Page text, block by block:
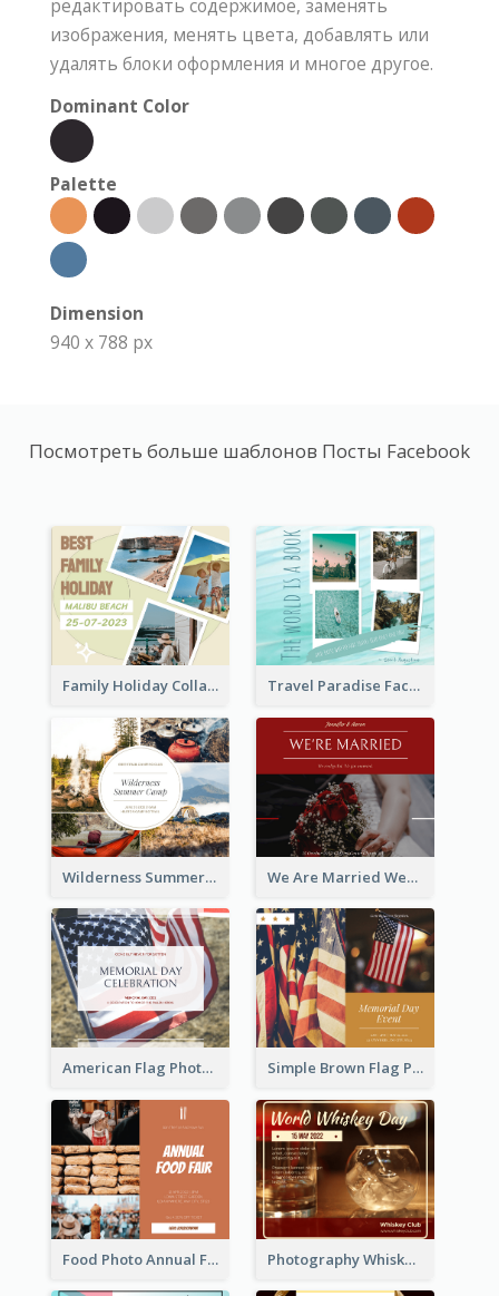
редактировать содержимое, заменять
изображения, менять цвета, добавлять или
удалять блоки оформления и многое другое.
Dominant Color
Palette
Dimension
940 x 788 px
Посмотреть больше шаблонов Посты Facebook
Family Holiday Collage Facebook Post Travel Paradise Facebook Post
Wilderness Summer Camp Facebook Post We Are Married Wedding Facebook Post
American Flag Photo Memorial Day Celebration Facebook Post Simple Brown Flag Photo Memorial Day Facebook Post
Food Photo Annual Food Fair Invitation Facebook Post Photography Whiskey Day Facebook Post With Details